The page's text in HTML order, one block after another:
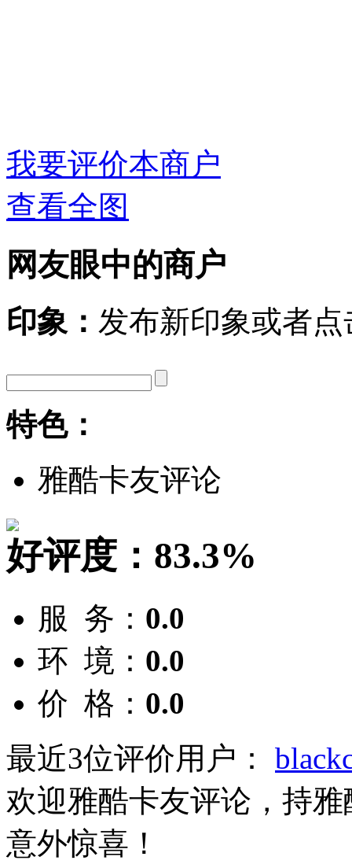
我要评价本商户
查看全图
网友眼中的商户
印象： 发布新印象或者
特色：
雅酷卡友评论
好评度： 83.3%
服 务： 0.0
环 境： 0.0
价 格： 0.0
最近3位评价用户：
欢迎雅酷卡友评论，持
意外惊喜！